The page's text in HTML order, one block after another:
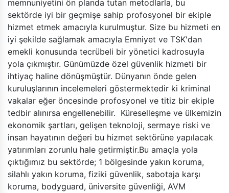
memnuniyetini ön planda tutan metodlarla, bu
sektörde iyi bir geçmişe sahip profosyonel bir ekiple
hizmet etmek amacıyla kurulmuştur. Size bu hizmeti en
iyi şekilde sağlamak amacıyla Emniyet ve TSK'dan
emekli konusunda tecrübeli bir yönetici kadrosuyla
yola çıkmıştır. Günümüzde özel güvenlik hizmeti bir
ihtiyaç haline dönüşmüştür. Dünyanın önde gelen
kuruluşlarının incelemeleri göstermektedir ki kriminal
vakalar eğer öncesinde profosyonel ve titiz bir ekiple
tedbir alınırsa engellenebilir. Küreselleşme ve ülkemizin
ekonomik şartları, gelişen teknoloji, sermaye riski ve
insan hayatının değeri bu hizmet sektörüne yapılacak
yatırımları zorunlu hale getirmiştir.Bu amaçla yola
çıktığımız bu sektörde; 1 bölgesinde yakın koruma,
silahlı yakın koruma, fiziki güvenlik, sabotaja karşı
koruma, bodyguard, üniversite güvenliği, AVM